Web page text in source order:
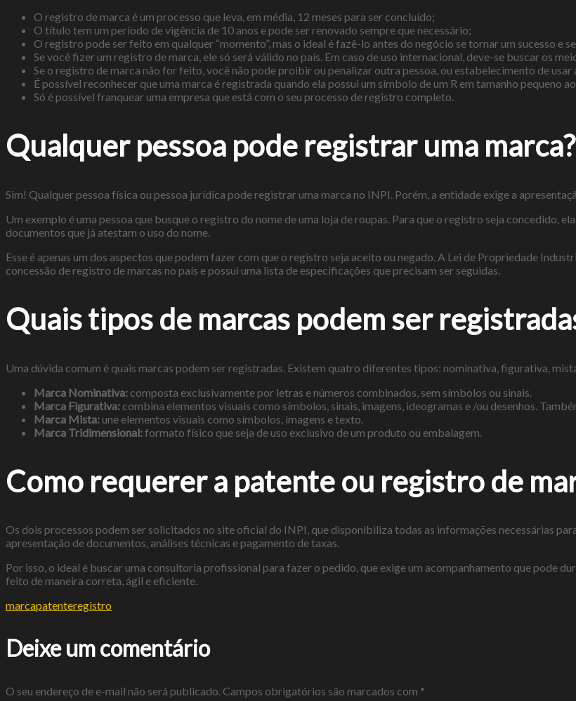
O registro de marca é um processo que leva, em média, 12 meses para ser concluído;
O título tem um período de vigência de 10 anos e pode ser renovado sempre que necessário;
O registro pode ser feito em qualquer “momento”, mas o ideal é fazê-lo antes do negócio se tornar um sucesso e
Se você fizer um registro de marca, ele só será válido no país. Em caso de uso internacional, deve-se buscar os
Se o registro de marca não for feito, você não pode proibir ou penalizar outra pessoa, ou estabelecimento de usar
É possível reconhecer que uma marca é registrada quando ela possui um símbolo de um R em tamanho pequeno
Só é possível franquear uma empresa que está com o seu processo de registro completo.
Qualquer pessoa pode registrar uma marca?
Sim! Qualquer pessoa física ou pessoa jurídica pode registrar uma marca no INPI. Porém, a entidade exige a
Um exemplo é uma pessoa que busque o registro do nome de uma loja de roupas. Para que o registro seja concedido,
documentos que já atestam o uso do nome.
Esse é apenas um dos aspectos que podem fazer com que o registro seja aceito ou negado. A Lei de Propriedade
concessão de registro de marcas no país e possui uma lista de especificações que precisam ser seguidas.
Quais tipos de marcas podem ser
Uma dúvida comum é quais marcas podem ser registradas. Existem quatro diferentes tipos: nominativa, figurativa,
Marca Nominativa: composta exclusivamente por letras e números combinados, sem símbolos ou sinais.
Marca Figurativa: combina elementos visuais como símbolos, sinais, imagens, ideogramas e /ou desenhos.
Marca Mista: une elementos visuais como símbolos, imagens e texto.
Marca Tridimensional:formato físico que seja de uso exclusivo de um produto ou embalagem.
Como requerer a patente ou registro de
Os dois processos podem ser solicitados no site oficial do INPI, que disponibiliza todas as informações necessárias
apresentação de documentos, análises técnicas e pagamento de taxas.
Por isso, o ideal é buscar uma consultoria profissional para fazer o pedido, que exige um acompanhamento que pode
feito de maneira correta, ágil e eficiente.
marcapatenteregistro
Deixe um comentário
O seu endereço de e-mail não será publicado. Campos obrigatórios são marcados com *